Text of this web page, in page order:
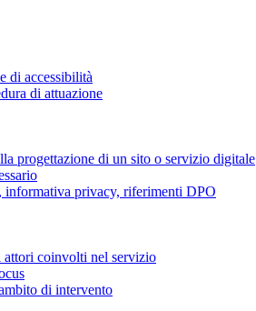
di accessibilità
di attuazione
progettazione di un sito o servizio digitale
informativa privacy, riferimenti DPO
attori coinvolti nel servizio
di intervento